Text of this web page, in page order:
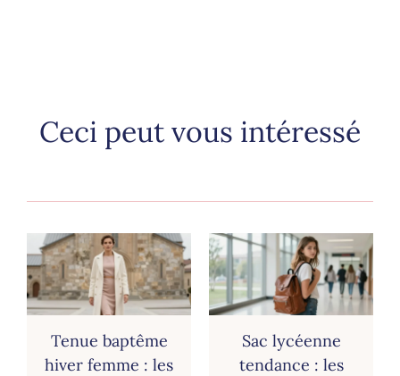
Ceci peut vous intéressé
Tenue baptême
hiver femme : les
Sac lycéenne
tendance : les